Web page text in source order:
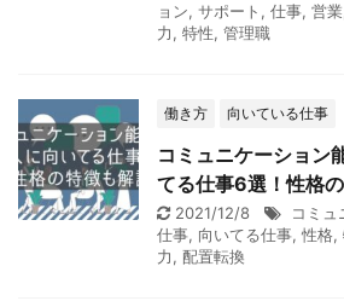
ョン, サポート , 仕事, 営業
力, 特性, 管理職
働き方 向いている仕事
コミュニケーション
てる仕事6選！性格
2021/12/8 コミュ
仕事, 向いてる仕事, 性格,
力, 配置転換